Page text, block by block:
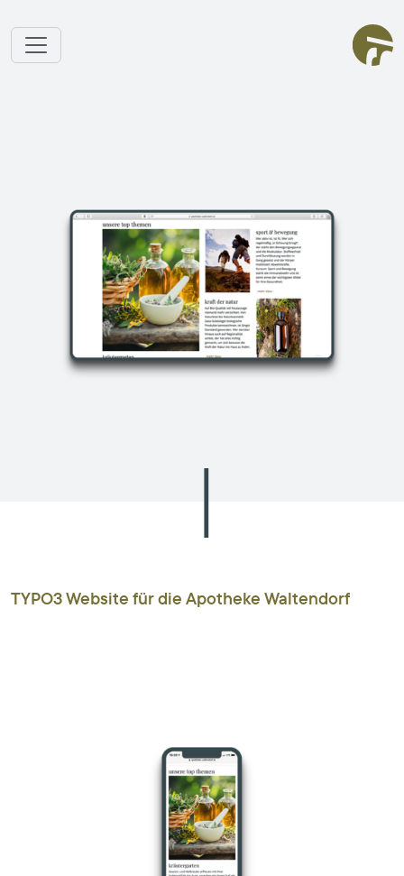
TYPO3 Website für die Apotheke Waltendorf